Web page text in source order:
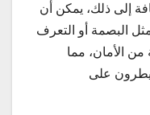
إلى ذلك، يمكن أن
البصمة أو التعرف
الأمان، مما
على